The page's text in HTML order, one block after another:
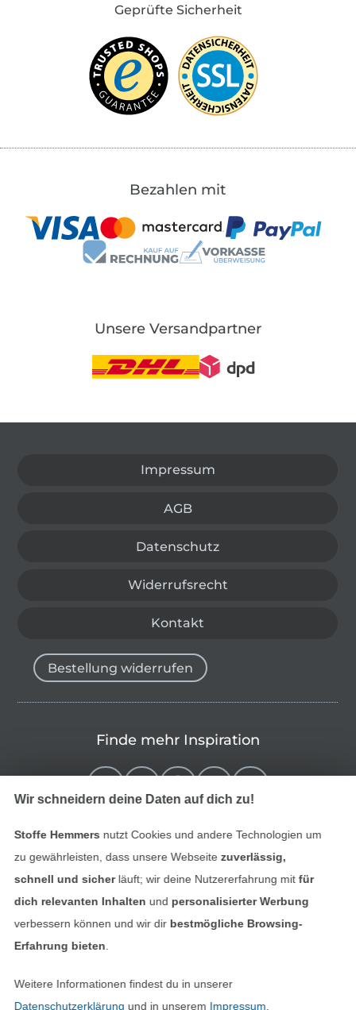
Geprüfte Sicherheit
Bezahlen mit
Unsere Versandpartner
Impressum
AGB
Datenschutz
Widerrufsrecht
Kontakt
Bestellung widerrufen
Finde mehr Inspiration
Deutsch
Wir schneidern deine Daten auf dich zu!
Stoffe Hemmers nutzt Cookies und andere Technologien um
zu gewährleisten, dass unsere Webseite zuverlässig,
schnell und sicherläuft; wir deine Nutzererfahrung mitfür
dich relevanten Inhalten und personalisierter Werbung
verbessern können und wir dir bestmögliche Browsing-
Erfahrung bieten
Weitere Informationen findest du in unserer
Datenschutzerklärung und in unserem Impressum